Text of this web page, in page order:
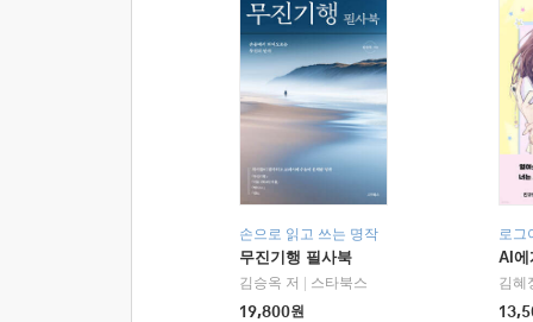
손으로 읽고 쓰는 명작
무진기행 필사북
김승옥 저
스타북스
19,800원
로그
AI에
김혜